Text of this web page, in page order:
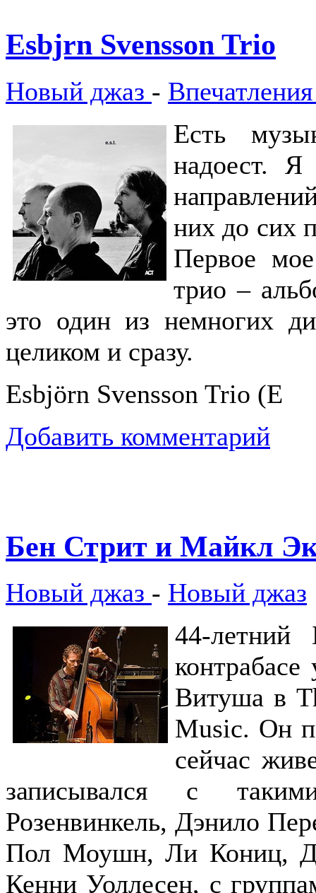
Esbjrn Svensson Trio
Новый джаз -
Есть
надоест. Я
них до сих
Первое
трио –
это один из немногих
целиком и сразу.
Esbjörn Svensson Trio (E
Добавить комментарий
Бен Стрит и Майкл
Новый джаз - Новый джаз
44-летний
Витуша в
Music. Он
сейчас
записывался с
Розенвинкель, Дэнило
Пол Моушн, Ли Кониц,
Кенни Уоллесен, с